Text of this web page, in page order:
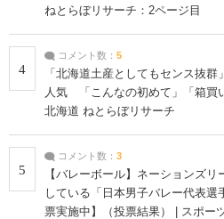
ねとらぼリサーチ：2ページ目
4
コメント数： 5
「北海道土産としてもセンス抜群
人気 「こんなの初めて」「箱買
北海道 ねとらぼリサーチ
5
コメント数： 3
【バレーボール】ネーションズ
している「日本男子バレー代表選
票実施中】（投票結果） | スポー